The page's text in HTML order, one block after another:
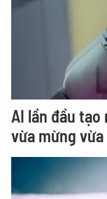
AI lần đầu
vừa mừng vừa